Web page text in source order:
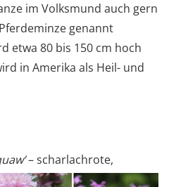
im Volksmund auch gern
genannt
etwa 80 bis 150 cm hoch
in Amerika als Heil- und
– scharlachrote,